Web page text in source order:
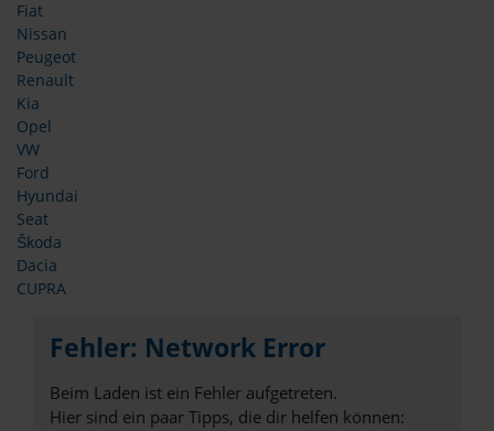
Fiat
Nissan
Peugeot
Renault
Kia
Opel
VW
Ford
Hyundai
Seat
Škoda
Dacia
CUPRA
Fehler: Network Error
Beim Laden ist ein Fehler aufgetreten.
Hier sind ein paar Tipps, die dir helfen können: